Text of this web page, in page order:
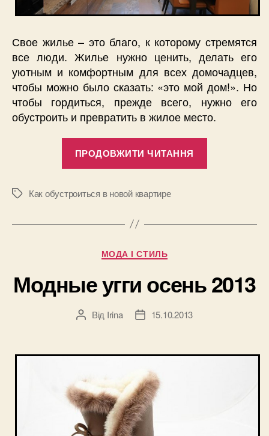
Свое жилье – это благо, к которому стремятся
все люди. Жилье нужно ценить, делать его
уютным и комфортным для всех домочадцев,
чтобы можно было сказать: «это мой дом!». Но
чтобы гордиться, прежде всего, нужно его
обустроить и превратить в жилое место.
ПРОДОВЖИТИ ЧИТАННЯ
ПозначкиКак обустроиться в новой квартире
Категорії
МОДА І СТИЛЬ
Модные угги осень 2013
Автор
Від Irina
Дата15.10.2013